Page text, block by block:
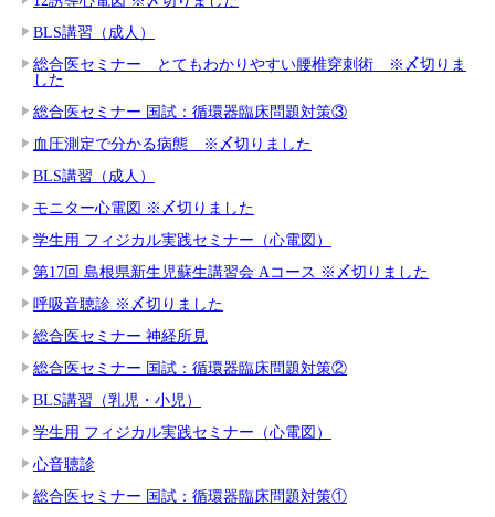
BLS講習（成人）
総合医セミナー とてもわかりやすい腰椎穿刺術 ※〆切りま
した
総合医セミナー 国試：循環器臨床問題対策③
血圧測定で分かる病態 ※〆切りました
BLS講習（成人）
モニター心電図 ※〆切りました
学生用 フィジカル実践セミナー（心電図）
第17回 島根県新生児蘇生講習会 Aコース ※〆切りました
呼吸音聴診 ※〆切りました
総合医セミナー 神経所見
総合医セミナー 国試：循環器臨床問題対策②
BLS講習（乳児・小児）
学生用 フィジカル実践セミナー（心電図）
心音聴診
総合医セミナー 国試：循環器臨床問題対策①